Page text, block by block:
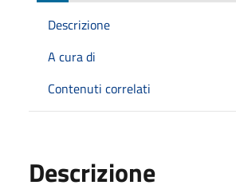
Descrizione
A cura di
Contenuti correlati
Descrizione